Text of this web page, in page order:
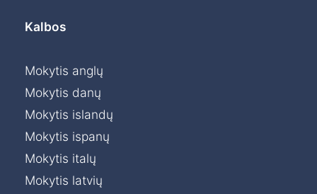
Kalbos
Mokytis anglų
Mokytis danų
Mokytis islandų
Mokytis ispanų
Mokytis italų
Mokytis latvių